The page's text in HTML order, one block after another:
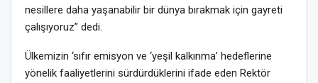
nesillere daha yaşanabilir bir dünya bırakmak için gayreti
çalışıyoruz” dedi.
Ülkemizin ‘sıfır emisyon ve ‘yeşil kalkınma’ hedeflerine
yönelik faaliyetlerini sürdürdüklerini ifade eden Rektör